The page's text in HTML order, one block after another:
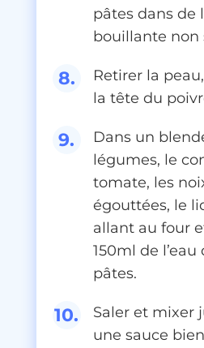
pâtes dans de
bouillante non
Retirer la
la tête du
Dans un
légumes, le
tomate, les
égouttées, le
allant au four
150ml de
pâtes.
Saler et mixer
une sauce